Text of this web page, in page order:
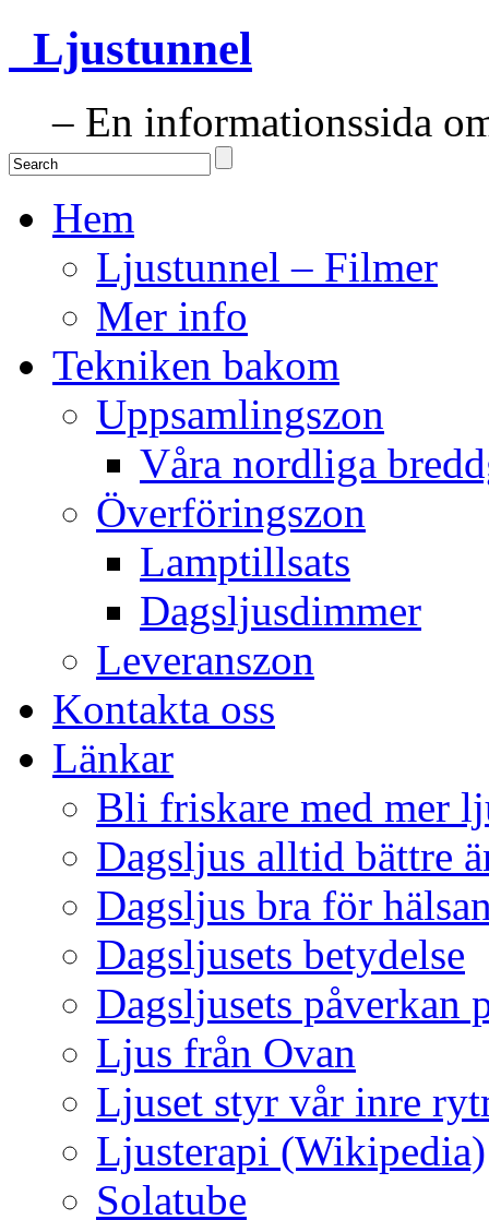
Ljustunnel
– En informationssida
Hem
Ljustunnel – Filmer
Mer info
Tekniken bakom
Uppsamlingszon
Våra nordliga
Överföringszon
Lamptillsats
Dagsljusdimmer
Leveranszon
Kontakta oss
Länkar
Bli friskare med mer
Dagsljus alltid bättre
Dagsljus bra för
Dagsljusets betydelse
Dagsljusets påverkan
Ljus från Ovan
Ljuset styr vår inre
Ljusterapi (Wikipedia)
Solatube